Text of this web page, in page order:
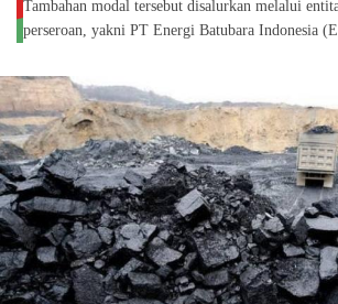
Tambahan modal tersebut disalurkan melalui
perseroan, yakni PT Energi Batubara Indonesia